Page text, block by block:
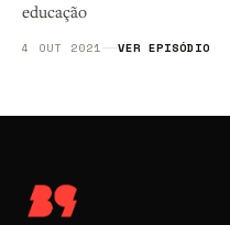
educação
4 OUT 2021 VER EPISÓDIO